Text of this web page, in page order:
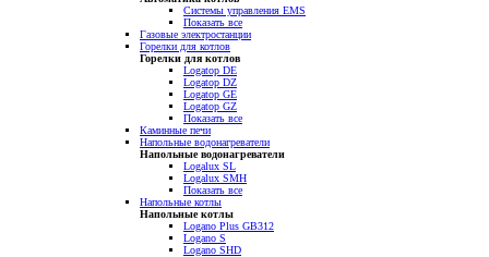
Системы управления EMS
Показать все
Газовые электростанции
Горелки для котлов
Горелки для котлов
Logatop DE
Logatop DZ
Logatop GE
Logatop GZ
Показать все
Каминные печи
Напольные водонагреватели
Напольные водонагреватели
Logalux SL
Logalux SMH
Показать все
Напольные котлы
Напольные котлы
Logano Plus GB312
Logano S
Logano SHD